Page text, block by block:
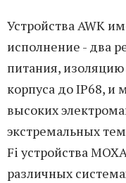
Устройства AWK
исполнение - два
питания,
корпуса до IP68, и
высоких
экстремальных
Fi устройства
различных